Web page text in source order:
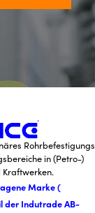
Rohrbefestigungs
in (Petro-)
Kraftwerken.
Marke (
der Indutrade AB-